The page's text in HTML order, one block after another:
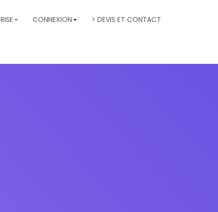
CONNEXION > DEVIS ET CONTACT